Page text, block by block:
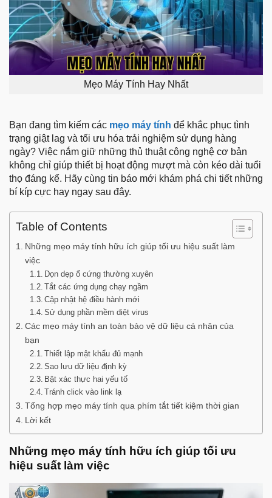
Mẹo Máy Tính Hay Nhất
Bạn đang tìm kiếm các mẹo máy tính để khắc phục tình
trạng giật lag và tối ưu hóa trải nghiệm sử dụng hàng
ngày? Việc nắm giữ những thủ thuật công nghệ cơ bản
không chỉ giúp thiết bị hoạt động mượt mà còn kéo dài tuổi
thọ đáng kể. Hãy cùng tin báo mới khám phá chi tiết những
bí kíp cực hay ngay sau đây.
Table of Contents
Những mẹo máy tính hữu ích giúp tối ưu hiệu suất làm
việc
Dọn dẹp ổ cứng thường xuyên
Tắt các ứng dụng chạy ngầm
Cập nhật hệ điều hành mới
Sử dụng phần mềm diệt virus
Các mẹo máy tính an toàn bảo vệ dữ liệu cá nhân của
bạn
Thiết lập mật khẩu đủ mạnh
Sao lưu dữ liệu định kỳ
Bật xác thực hai yếu tố
Tránh click vào link lạ
Tổng hợp mẹo máy tính qua phím tắt tiết kiệm thời gian
Lời kết
Những mẹo máy tính hữu ích giúp tối ưu
hiệu suất làm việc